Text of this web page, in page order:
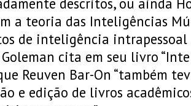
a teoria das Inteligências
de inteligência intrapessoal
cita em seu livro
Reuven Bar-On “também
e edição de livros